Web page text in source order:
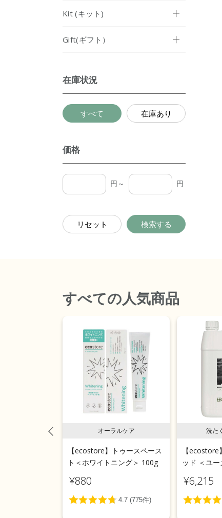
Kit (キット)
Gift(ギフト）
在庫状況
すべて 在庫あり
価格
円～ 円
リセット 検索する
すべての人気商品
オーラルケア
【ecostore】トゥースペース
ト＜ホワイトニング＞ 100g
¥880
洗た
【
ッド ＜ユ
¥6,215